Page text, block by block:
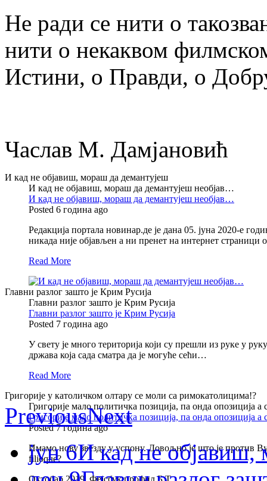
Не ради се нити о
нити о некаквом
Истини, о Правди, о
Часлав М. Дамјановић
И кад не објавиш, мораш да демантујеш
И кад не објавиш, мораш да демантујеш необјав…
И кад не објавиш, мораш да демантујеш необјав…
Posted 6 година ago
Редакција портала новинар.де је дана 05. јуна 2020-е
никада није објављен а ни пренет на интернет страници
Read More
Главни разлог зашто је Крим Русија
Главни разлог зашто је Крим Русија
Главни разлог зашто је Крим Русија
Posted 7 година ago
У свету је много територија који су прешли из руке у
држава која сада сматра да је могуће сећи…
Read More
Григорије у католичком олтару се моли са римокатолицима!?
Григорије мало политичка позиција, па онда опозиција
Григорије мало политичка позиција, па онда опозиција
Posted 7 година ago
Имамо нову звезду у успону. Довољно је што је против
filioque?
Октобар 2019, Фејсбук профил Б.Т.
PreviousNext
јун 6И кад не